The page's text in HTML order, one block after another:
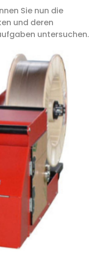
Sie nun die
und deren
untersuchen.